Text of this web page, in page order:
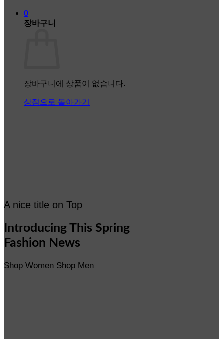
0
장바구니
장바구니에 상품이 없습니다.
상점으로 돌아가기
A nice title on Top
Introducing This Spring
Fashion News
Shop Women Shop Men